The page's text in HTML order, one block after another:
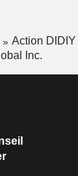
Action DIDIY
Inc.